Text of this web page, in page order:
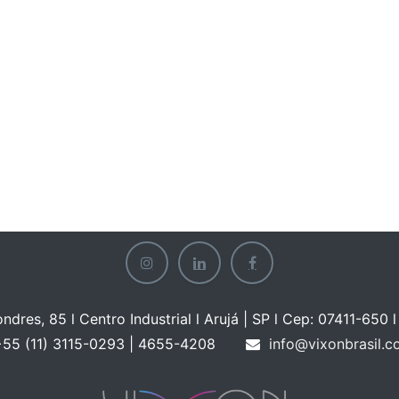
85 l Centro Industrial l Arujá | SP l Cep: 07411-650 l
(11) 3115-0293 | 4655-4208